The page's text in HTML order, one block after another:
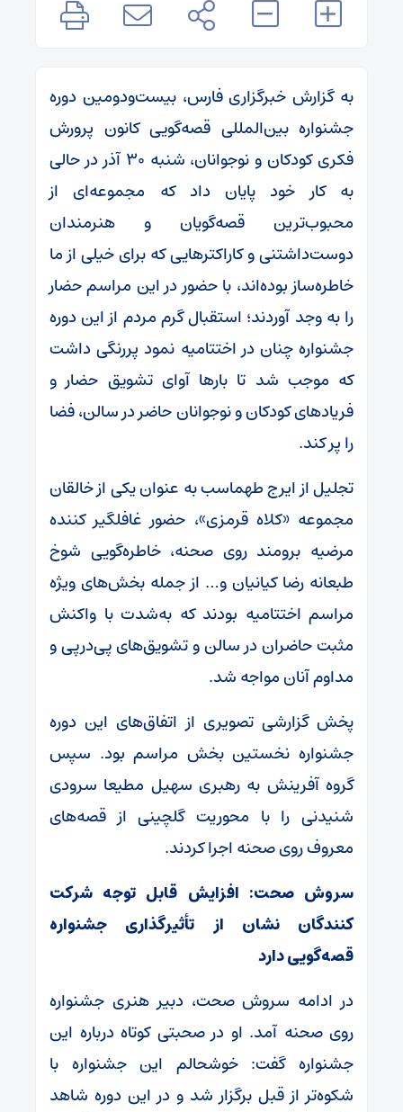
به گزارش خبرگزاری فارس، بیست‌ودومین دوره
جشنواره بین‌المللی قصه‌گویی کانون پرورش
فکری کودکان و نوجوانان، شنبه ۳۰ آذر در حالی
به کار خود پایان داد که مجموعه‌ای از
محبوب‌ترین قصه‌گویان و هنرمندان
دوست‌داشتنی و کاراکترهایی که برای خیلی از ما
خاطره‌ساز بوده‌اند، با حضور در این مراسم حضار
را به وجد آوردند؛ استقبال گرم مردم از این دوره
جشنواره چنان در اختتامیه نمود پررنگی داشت
که موجب شد تا بارها آوای تشویق حضار و
فریادهای کودکان و نوجوانان حاضر در سالن، فضا
را پر کند.
تجلیل از ایرج طهماسب به عنوان یکی از خالقان
مجموعه «کلاه قرمزی»، حضور غافلگیر کننده
مرضیه برومند روی صحنه، خاطره‌گویی شوخ
طبعانه رضا کیانیان و… از جمله بخش‌های ویژه
مراسم اختتامیه بودند که به‌شدت با واکنش
مثبت حاضران در سالن و تشویق‌های پی‌درپی و
مداوم آنان مواجه شد.
پخش گزارشی تصویری از اتفاق‌های این دوره
جشنواره نخستین بخش مراسم بود. سپس
گروه آفرینش به رهبری سهیل مطیعا سرودی
شنیدنی را با محوریت گلچینی از قصه‌های
معروف روی صحنه اجرا کردند.
سروش صحت: افزایش قابل توجه شرکت
کنندگان نشان از تأثیرگذاری جشنواره
قصه‌گویی دارد
در ادامه سروش صحت، دبیر هنری جشنواره
روی صحنه آمد. او در صحبتی کوتاه درباره این
جشنواره گفت: خوشحالم این جشنواره با
شکوه‌تر از قبل برگزار شد و در این دوره شاهد